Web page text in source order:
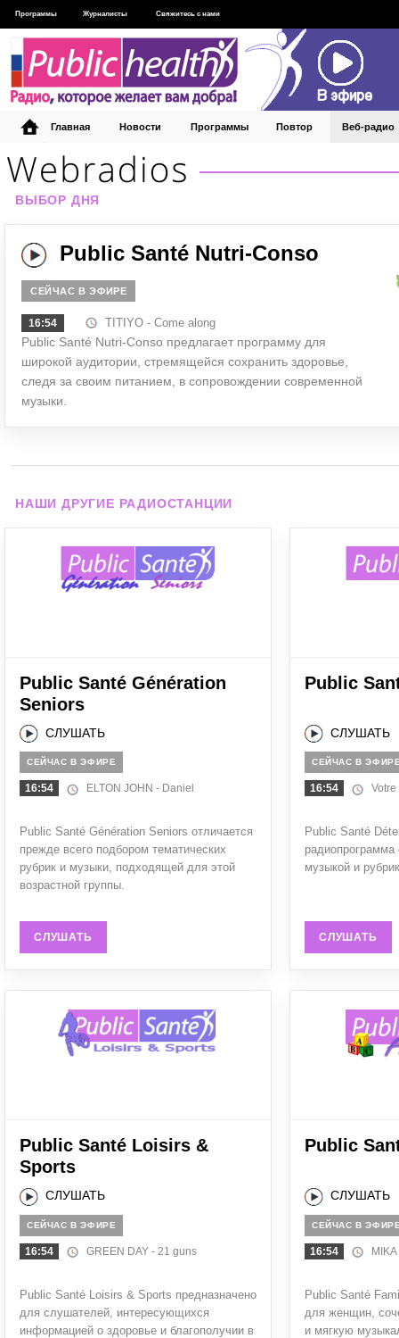
ВЫБОР ДНЯ
Public Santé Nutri-Conso
СЕЙЧАС В ЭФИРЕ
16:54 TITIYO - Come along
Public Santé Nutri-Conso предлагает программу для
широкой аудитории, стремящейся сохранить здоровье,
следя за своим питанием, в сопровождении современной
музыки.
НАШИ ДРУГИЕ РАДИОСТАНЦИИ
Public Santé Génération
Seniors
СЛУШАТЬ
СЕЙЧАС В ЭФИРЕ
16:54 ELTON JOHN - Daniel
Public Santé Génération Seniors отличается
прежде всего подбором тематических
рубрик и музыки, подходящей для этой
возрастной группы.
СЛУШАТЬ
Public
СЛУШАТЬ
СЕЙЧАС В
16:54 Votre
Public Santé
музыкой и
СЛУШАТЬ
Public Santé Loisirs &
Sports
СЛУШАТЬ
СЕЙЧАС В ЭФИРЕ
16:54 GREEN DAY - 21 guns
Public Santé Loisirs & Sports предназначено
для слушателей, интересующихся
информацией о здоровье и благополучии в
Public
СЛУШАТЬ
СЕЙЧАС В
16:54 MIKA
Public Santé
для женщин,
и мягкую
Программы Журналисты Свяжитесь с нами
Главная Новости Программы Повтор Веб‑радио